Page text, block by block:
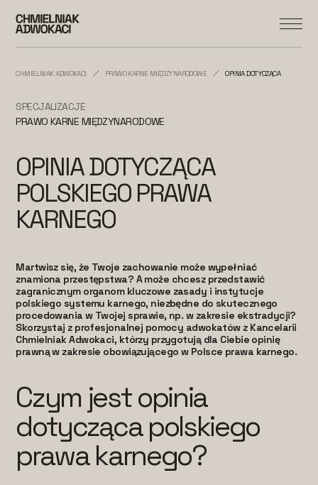
CHMIELNIAK ADWOKACI PRAWO KARNE MIĘDZYNARODOWE OPINIA DOTYCZĄCA POLSKIEGO
SPECJALIZACJE
PRAWO KARNE MIĘDZYNARODOWE
OPINIA DOTYCZĄCA
POLSKIEGO PRAWA
KARNEGO
Martwisz się, że Twoje zachowanie może wypełniać
znamiona przestępstwa? A może chcesz przedstawić
zagranicznym organom kluczowe zasady i instytucje
polskiego systemu karnego, niezbędne do skutecznego
procedowania w Twojej sprawie, np. w zakresie ekstradycji?
Skorzystaj z profesjonalnej pomocy adwokatów z Kancelarii
Chmielniak Adwokaci, którzy przygotują dla Ciebie opinię
prawną w zakresie obowiązującego w Polsce prawa karnego.
Czym jest opinia
dotycząca polskiego
prawa karnego?